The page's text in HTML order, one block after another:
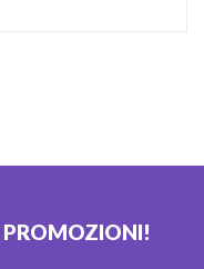
PROMOZIONI!